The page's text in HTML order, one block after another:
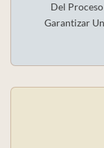
Del
Garantizar